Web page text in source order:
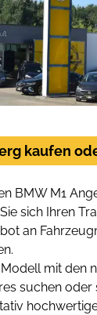
kaufen
BMW M1
sich Ihren
an
mit den
suchen oder